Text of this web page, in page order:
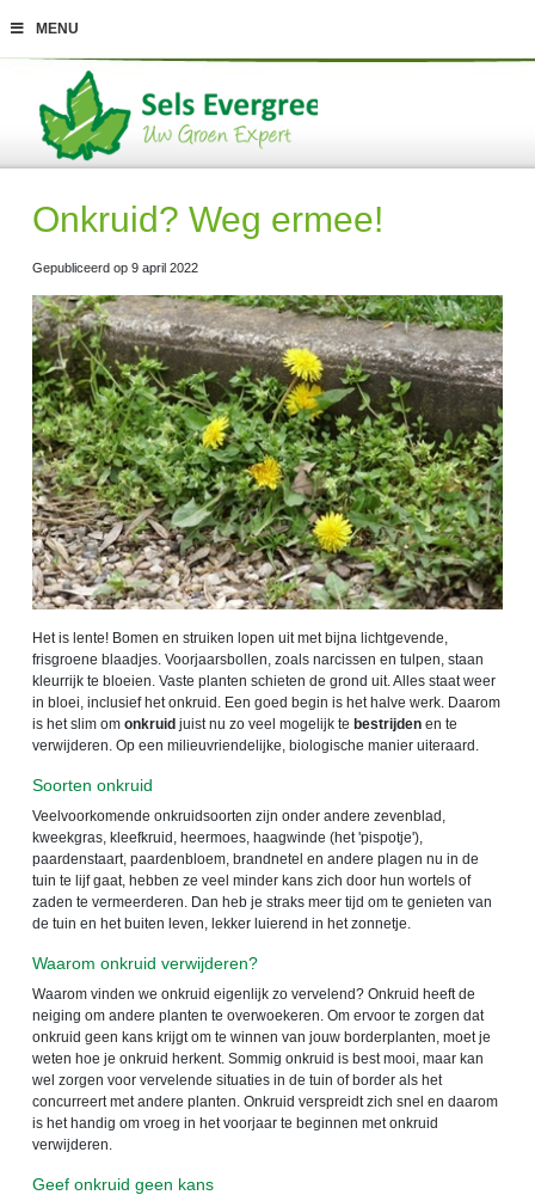
MENU
Onkruid? Weg ermee!
Gepubliceerd op 9 april 2022
Het is lente! Bomen en struiken lopen uit met bijna lichtgevende,
frisgroene blaadjes. Voorjaarsbollen, zoals narcissen en tulpen, staan
kleurrijk te bloeien. Vaste planten schieten de grond uit. Alles staat weer
in bloei, inclusief het onkruid. Een goed begin is het halve werk. Daarom
is het slim om onkruid juist nu zo veel mogelijk te bestrijden en te
verwijderen. Op een milieuvriendelijke, biologische manier uiteraard.
Soorten onkruid
Veelvoorkomende onkruidsoorten zijn onder andere zevenblad,
kweekgras, kleefkruid, heermoes, haagwinde (het 'pispotje'),
paardenstaart, paardenbloem, brandnetel en andere plagen nu in de
tuin te lijf gaat, hebben ze veel minder kans zich door hun wortels of
zaden te vermeerderen. Dan heb je straks meer tijd om te genieten van
de tuin en het buiten leven, lekker luierend in het zonnetje.
Waarom onkruid verwijderen?
Waarom vinden we onkruid eigenlijk zo vervelend? Onkruid heeft de
neiging om andere planten te overwoekeren. Om ervoor te zorgen dat
onkruid geen kans krijgt om te winnen van jouw borderplanten, moet je
weten hoe je onkruid herkent. Sommig onkruid is best mooi, maar kan
wel zorgen voor vervelende situaties in de tuin of border als het
concurreert met andere planten. Onkruid verspreidt zich snel en daarom
is het handig om vroeg in het voorjaar te beginnen met onkruid
verwijderen.
Geef onkruid geen kans